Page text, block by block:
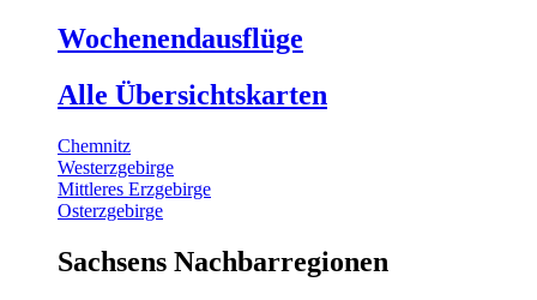
Wochenendausflüge
Alle Übersichtskarten
Chemnitz
Westerzgebirge
Mittleres Erzgebirge
Osterzgebirge
Sachsens Nachbarregionen